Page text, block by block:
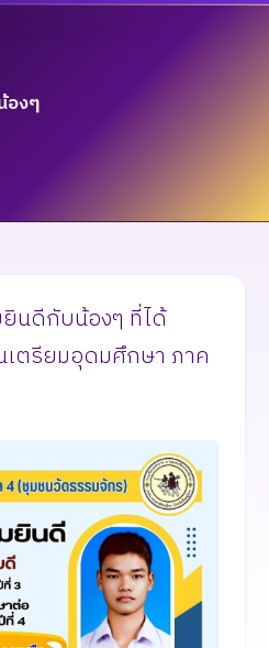
องๆ
ยินดีกับน้องๆ ที่ได้
เตรียมอุดมศึกษา ภาค